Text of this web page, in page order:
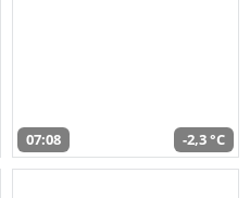
07:08 -2,3 °C